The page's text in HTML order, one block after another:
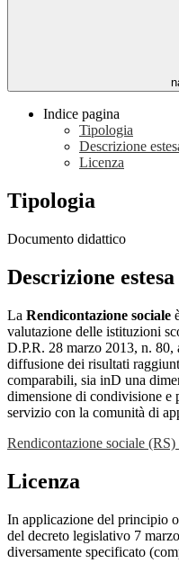
Indice pagina
Tipologia
Descrizione
Licenza
Tipologia
Documento didattico
Descrizione estesa
La Rendicontazione sociale
valutazione delle istituzioni
D.P.R. 28 marzo 2013, n. 80,
diffusione dei risultati
comparabili, sia inD una
dimensione di condivisione e
servizio con la comunità di
Rendicontazione sociale
Licenza
In applicazione del principio
del decreto legislativo 7
diversamente specificato